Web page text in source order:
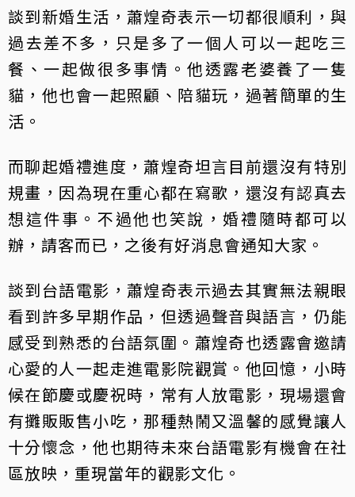
談到新婚生活，蕭煌奇表示一切都很順利，與
過去差不多，只是多了一個人可以一起吃三
餐、一起做很多事情。他透露老婆養了一隻
貓，他也會一起照顧、陪貓玩，過著簡單的生
活。
而聊起婚禮進度，蕭煌奇坦言目前還沒有特別
規畫，因為現在重心都在寫歌，還沒有認真去
想這件事。不過他也笑說，婚禮隨時都可以
辦，請客而已，之後有好消息會通知大家。
談到台語電影，蕭煌奇表示過去其實無法親眼
看到許多早期作品，但透過聲音與語言，仍能
感受到熟悉的台語氛圍。蕭煌奇也透露會邀請
心愛的人一起走進電影院觀賞。他回憶，小時
候在節慶或慶祝時，常有人放電影，現場還會
有攤販販售小吃，那種熱鬧又溫馨的感覺讓人
十分懷念，他也期待未來台語電影有機會在社
區放映，重現當年的觀影文化。